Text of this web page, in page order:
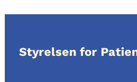
Styrelsen for